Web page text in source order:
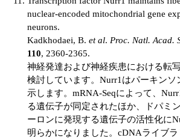
nuclear-encoded mitochondrial gene
neurons.
Kadkhodaei, B. et al. Proc. Natl. Acad.
110, 2360-2365.
神経発達および神経疾患における転
検討しています。Nurr1はパーキンソ
示します。mRNA-Seqによって、
る遺伝子が同定されたほか、ドパミ
ーロンに発現する遺伝子の活性化に
明らかになりました。cDNAライブ